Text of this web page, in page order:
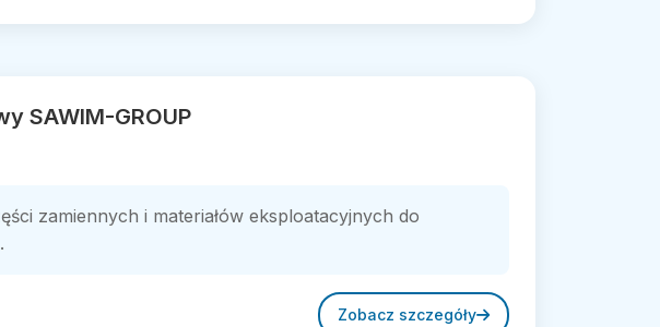
SAWIM-GROUP
zamiennych i materiałów eksploatacyjnych do
Zobacz szczegóły